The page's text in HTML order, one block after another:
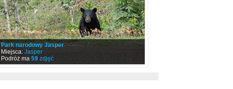
Park narodowy Jasper
Miejsca: Jasper
Podróż ma 59zdjęć